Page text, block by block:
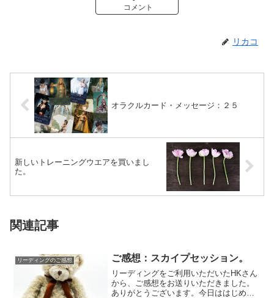
コメント
リカコ
オラクルカード・メッセージ：２５
新しいトレーニングウエアを買いまし
た。
関連記事
リーディングのご感想 ご感想：スカイプセッション。
リーディングをご利用いただいたHKさん
から、ご感想をお送りいただきました。
ありがとうございます。今日ははじめて